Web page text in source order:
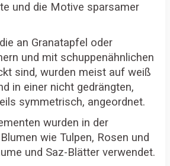
und die Motive sparsamer
an Granatapfel oder
und mit schuppenähnlichen
sind, wurden meist auf weiß
in einer nicht gedrängten,
symmetrisch, angeordnet.
wurden in der
wie Tulpen, Rosen und
und Saz-Blätter verwendet.